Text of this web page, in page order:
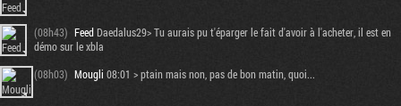
(08h43) FeedDaedalus29> Tu aurais pu t'éparger le fait d'avoir à l'acheter, il est en
démo sur le xbla
(08h03) Mougli 08:01 > ptain mais non, pas de bon matin, quoi...